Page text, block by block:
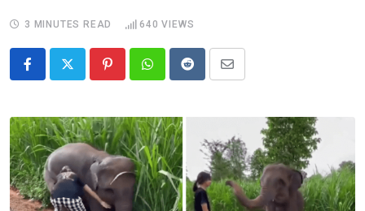
3 MINUTES READ 640 VIEWS
PinterestWhatsappRedditShare
Email